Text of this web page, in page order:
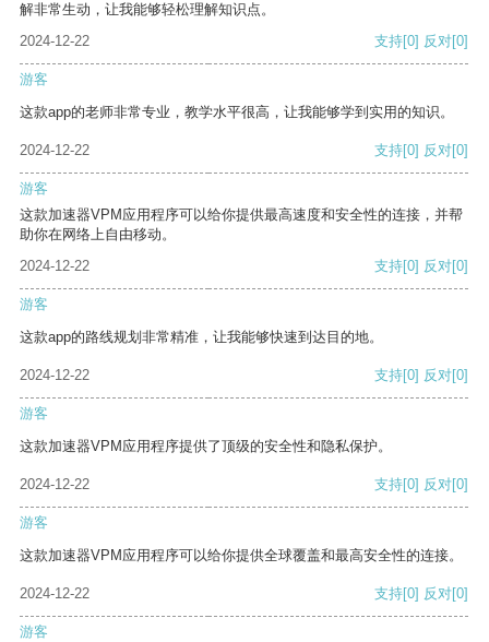
解非常生动，让我能够轻松理解知识点。
2024-12-22
支持[0] 反对[0]
游客
这款app的老师非常专业，教学水平很高，让我能够学到实用的知识。
2024-12-22 支持[0] 反对[0]
游客
这款加速器VPM应用程序可以给你提供最高速度和安全性的连接，并帮
助你在网络上自由移动。
2024-12-22
支持[0] 反对[0]
游客
这款app的路线规划非常精准，让我能够快速到达目的地。
2024-12-22 支持[0] 反对[0]
游客
这款加速器VPM应用程序提供了顶级的安全性和隐私保护。
2024-12-22 支持[0] 反对[0]
游客
这款加速器VPM应用程序可以给你提供全球覆盖和最高安全性的连接。
2024-12-22 支持[0] 反对[0]
游客